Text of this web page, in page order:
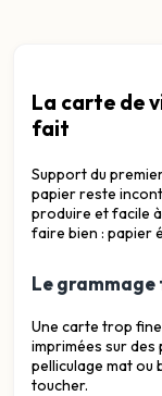
La carte de
fait
Support du
papier reste
produire et facile
faire bien : papier
Le
Une carte trop
imprimées sur
pelliculage mat ou
toucher.